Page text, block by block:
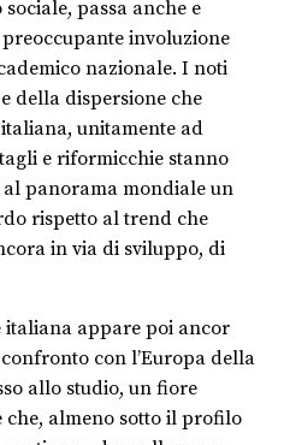
passa anche e
involuzione
nazionale. I noti
della dispersione che
unitamente ad
e riformicchie stanno
al panorama mondiale un
rispetto al trend che
in via di sviluppo, di
appare poi ancor
con l’Europa della
allo studio, un fiore
che, almeno sotto il profilo